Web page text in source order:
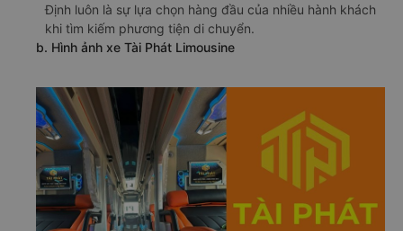
Định luôn là sự lựa chọn hàng đầu của nhiều hành khách
khi tìm kiếm phương tiện di chuyển.
b. Hình ảnh xe Tài Phát Limousine